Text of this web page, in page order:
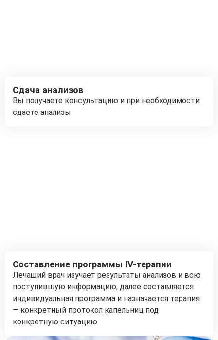
Сдача анализов
Вы получаете консультацию и при необходимости
сдаете анализы
Составление программы IV-терапии
Лечащий врач изучает результаты анализов и всю
поступившую информацию, далее составляется
индивидуальная программа и назначается терапия
— конкретный протокол капельниц под
конкретную ситуацию